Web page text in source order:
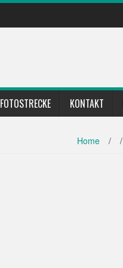
FOTOSTRECKE KONTAKT
Home / /